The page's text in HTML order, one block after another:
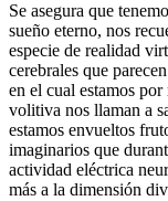
Se asegura que
sueño eterno, nos
cerebrales que
en el cual estamos
volitiva nos llaman a
estamos envueltos
imaginarios que
actividad eléctrica
más a la dimensión